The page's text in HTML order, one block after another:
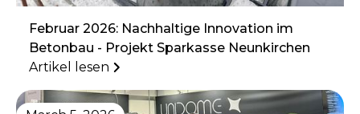
Februar 2026: Nachhaltige Innovation im
Betonbau - Projekt Sparkasse Neunkirchen
Artikel lesen